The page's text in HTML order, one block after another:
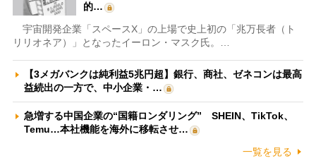
的…
宇宙開発企業「スペースX」の上場で史上初の「兆万長者（ト
リリオネア）」となったイーロン・マスク氏。…
【3メガバンクは純利益5兆円超】銀行、商社、ゼネコンは最高
益続出の一方で、中小企業・…
急増する中国企業の“国籍ロンダリング” SHEIN、TikTok、
Temu…本社機能を海外に移転させ…
一覧を見る